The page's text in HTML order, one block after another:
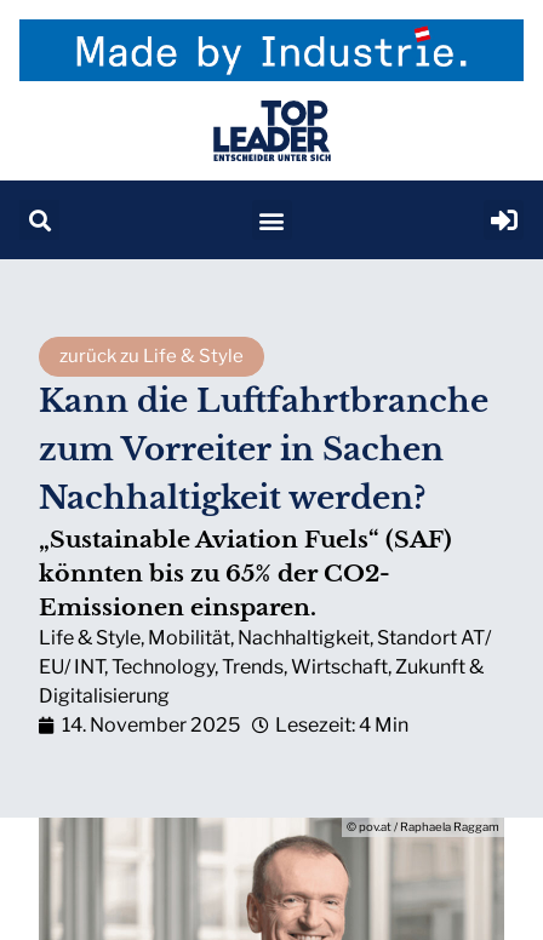
zurück zu Life & Style
Kann die Luftfahrtbranche
zum Vorreiter in Sachen
Nachhaltigkeit werden?
„Sustainable Aviation Fuels“ (SAF)
könnten bis zu 65% der CO2-
Emissionen einsparen.
Life & Style, Mobilität, Nachhaltigkeit, Standort AT/
EU/ INT,Technology,Trends,Wirtschaft,Zukunft &
Digitalisierung
14. November 2025
Lesezeit: 4 Min
© pov.at / Raphaela Raggam